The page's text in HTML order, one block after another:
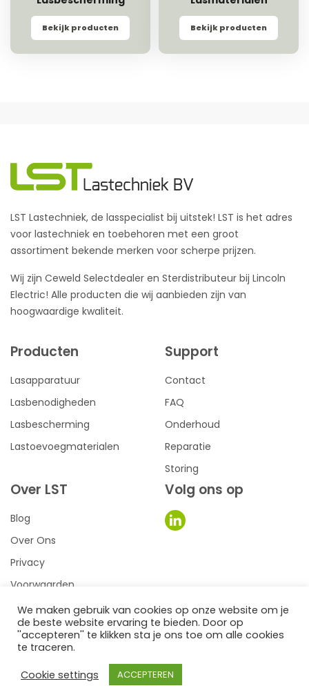
Bekijk producten Bekijk producten
LST Lastechniek, de lasspecialist bij uitstek! LST is het adres
voor lastechniek en toebehoren met een groot
assortiment bekende merken voor scherpe prijzen.
Wij zijn Ceweld Selectdealer en Sterdistributeur bij Lincoln
Electric! Alle producten die wij aanbieden zijn van
hoogwaardige kwaliteit.
Producten
Lasapparatuur
Lasbenodigheden
Lasbescherming
Lastoevoegmaterialen
Support
Contact
FAQ
Onderhoud
Reparatie
Storing
Over LST
Blog
Over Ons
Privacy
Voorwaarden
Volg ons op
een we make it website
We maken gebruik van cookies op onze website om je
de beste website ervaring te bieden. Door op
''accepteren'' te klikken sta je ons toe om alle cookies
te traceren.
Cookie settings
ACCEPTEREN